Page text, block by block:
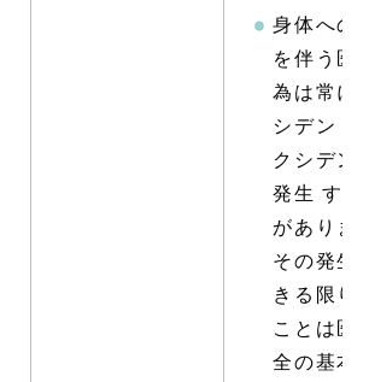
身体への
を伴う医
為は常に
シデント
クシデン
発生 する
がありま
その発生
きる限り
ことは医
全の基本